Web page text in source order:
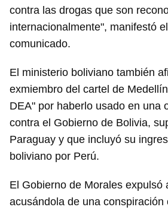
contra las drogas que son
internacionalmente", manifestó
comunicado.
El ministerio boliviano también
exmiembro del cartel de
DEA" por haberlo usado en una
contra el Gobierno de Bolivia,
Paraguay y que incluyó su
boliviano por Perú.
El Gobierno de Morales expulsó
acusándola de una conspiración